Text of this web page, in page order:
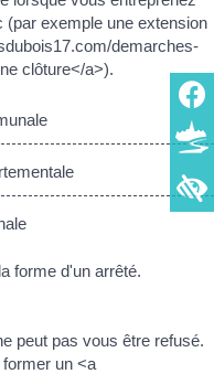
(par exemple une extension
demarches-
clôture</a>).
forme d'un arrêté.
peut pas vous être refusé.
un <a